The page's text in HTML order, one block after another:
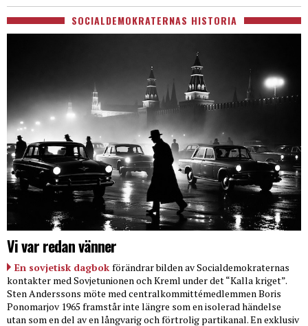
SOCIALDEMOKRATERNAS HISTORIA
Vi var redan vänner
En sovjetisk dagbok förändrar bilden av Socialdemokraternas
kontakter med Sovjetunionen och Kreml under det “Kalla kriget”.
Sten Anderssons möte med centralkommittémedlemmen Boris
Ponomarjov 1965 framstår inte längre som en isolerad händelse
utan som en del av en långvarig och förtrolig partikanal. En exklusiv